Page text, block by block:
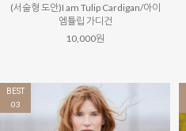
(서술형 도안)I am Tulip Cardigan/아이
엠튤립 가디건
10,000원
BEST
03